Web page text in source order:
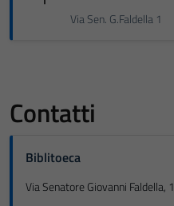
Via Sen. G.Faldella 1
Contatti
Biblitoeca
Via Senatore Giovanni Faldella, 1